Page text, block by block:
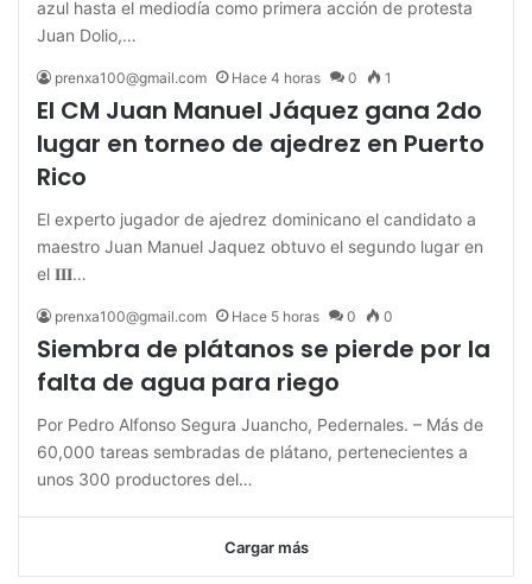
azul hasta el mediodía como primera acción de protesta
Juan Dolio,…
prenxa100@gmail.com Hace 4 horas 0 1
El CM Juan Manuel Jáquez gana 2do
lugar en torneo de ajedrez en Puerto
Rico
El experto jugador de ajedrez dominicano el candidato a
maestro Juan Manuel Jaquez obtuvo el segundo lugar en
el 𝐈𝐈𝐈…
prenxa100@gmail.com Hace 5 horas 0 0
Siembra de plátanos se pierde por la
falta de agua para riego
Por Pedro Alfonso Segura Juancho, Pedernales. – Más de
60,000 tareas sembradas de plátano, pertenecientes a
unos 300 productores del…
Cargar más